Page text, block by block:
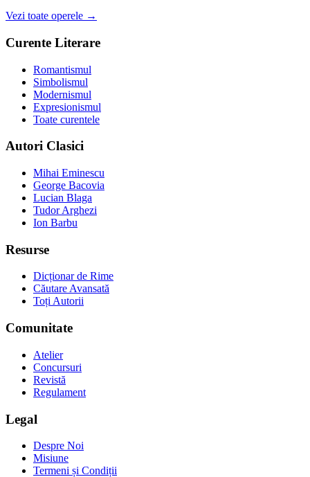
Vezi toate operele →
Curente Literare
Romantismul
Simbolismul
Modernismul
Expresionismul
Toate curentele
Autori Clasici
Mihai Eminescu
George Bacovia
Lucian Blaga
Tudor Arghezi
Ion Barbu
Resurse
Dicționar de Rime
Căutare Avansată
Toți Autorii
Comunitate
Atelier
Concursuri
Revistă
Regulament
Legal
Despre Noi
Misiune
Termeni și Condiții